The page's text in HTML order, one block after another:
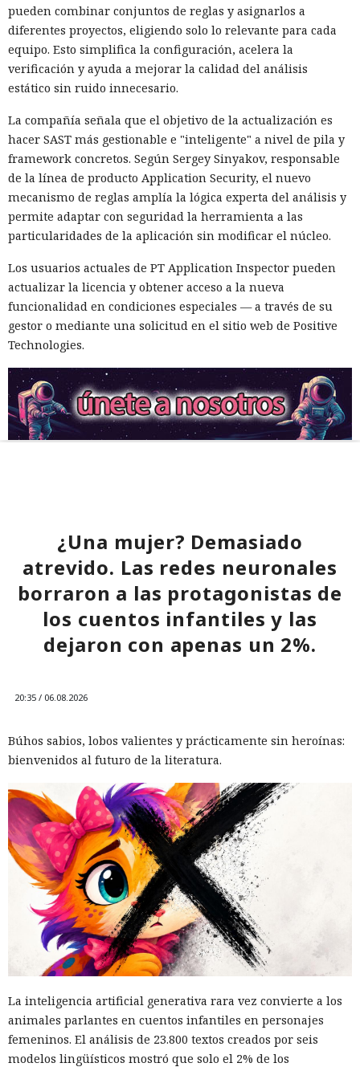
pueden combinar conjuntos de reglas y asignarlos a
diferentes proyectos, eligiendo solo lo relevante para cada
equipo. Esto simplifica la configuración, acelera la
verificación y ayuda a mejorar la calidad del análisis
estático sin ruido innecesario.
La compañía señala que el objetivo de la actualización es
hacer SAST más gestionable e "inteligente" a nivel de pila y
framework concretos. Según Sergey Sinyakov, responsable
de la línea de producto Application Security, el nuevo
mecanismo de reglas amplía la lógica experta del análisis y
permite adaptar con seguridad la herramienta a las
particularidades de la aplicación sin modificar el núcleo.
Los usuarios actuales de PT Application Inspector pueden
actualizar la licencia y obtener acceso a la nueva
funcionalidad en condiciones especiales — a través de su
gestor o mediante una solicitud en el sitio web de Positive
Technologies.
¿Una mujer? Demasiado
atrevido. Las redes neuronales
borraron a las protagonistas de
los cuentos infantiles y las
dejaron con apenas un 2%.
20:35 / 06.08.2026
Búhos sabios, lobos valientes y prácticamente sin heroínas:
bienvenidos al futuro de la literatura.
La inteligencia artificial generativa rara vez convierte a los
animales parlantes en cuentos infantiles en personajes
femeninos. El análisis de 23.800 textos creados por seis
modelos lingüísticos mostró que solo el 2% de los